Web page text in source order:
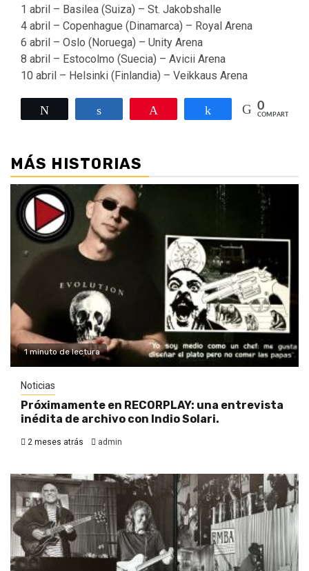
1 abril – Basilea (Suiza) – St. Jakobshalle
4 abril – Copenhague (Dinamarca) – Royal Arena
6 abril – Oslo (Noruega) – Unity Arena
8 abril – Estocolmo (Suecia) – Avicii Arena
10 abril – Helsinki (Finlandia) – Veikkaus Arena
Compartir Compartir
0
COMPARTIR
MÁS HISTORIAS
1 minuto de lectura
Noticias
Próximamente en RECORPLAY: una entrevista
inédita de archivo con Indio Solari.
2 meses atrás admin